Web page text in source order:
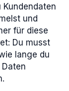
Kundendaten
und
für diese
Du musst
lange du